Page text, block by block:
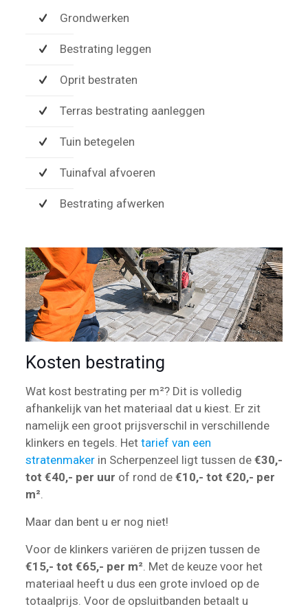
Grondwerken
Bestrating leggen
Oprit bestraten
Terras bestrating aanleggen
Tuin betegelen
Tuinafval afvoeren
Bestrating afwerken
Kosten bestrating
Wat kost bestrating per m²? Dit is volledig
afhankelijk van het materiaal dat u kiest. Er zit
namelijk een groot prijsverschil in verschillende
klinkers en tegels. Het tarief van een
stratenmakerin Scherpenzeel ligt tussen de €30,-
tot €40,- per uur of rond de €10,- tot €20,- per
m².
Maar dan bent u er nog niet!
Voor de klinkers variëren de prijzen tussen de
€15,- tot €65,- per m². Met de keuze voor het
materiaal heeft u dus een grote invloed op de
totaalprijs. Voor de opsluitbanden betaalt u